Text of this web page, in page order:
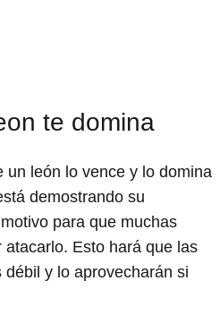
te domina
un león lo vence y lo domina
demostrando su
para que muchas
Esto hará que las
y lo aprovecharán si